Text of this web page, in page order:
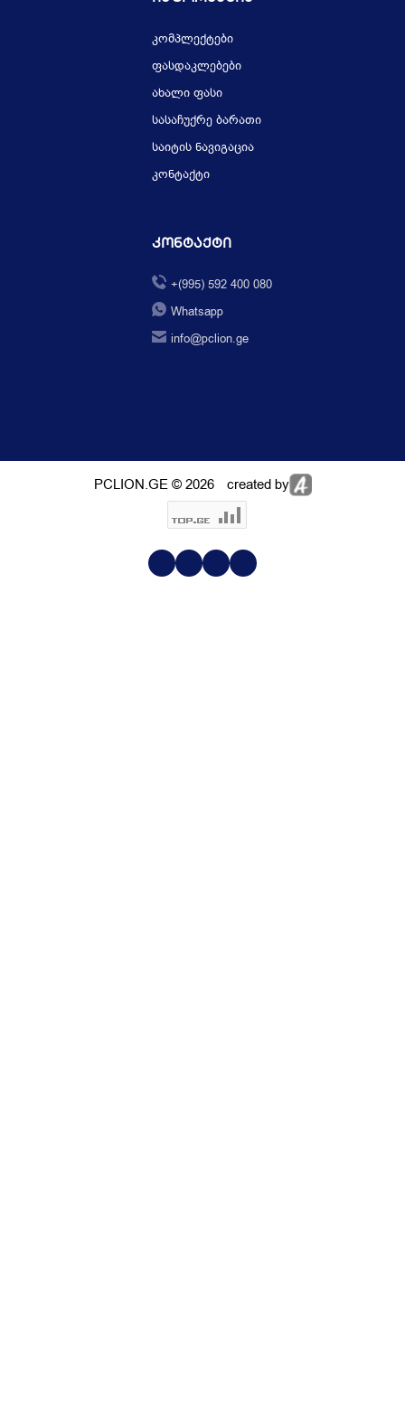
კომპლექტები
ფასდაკლებები
ახალი ფასი
სასაჩუქრე ბარათი
საიტის ნავიგაცია
კონტაქტი
Კონტაქტი
+(995) 592 400 080
Whatsapp
info@pclion.ge
PCLION.GE © 2026 created by